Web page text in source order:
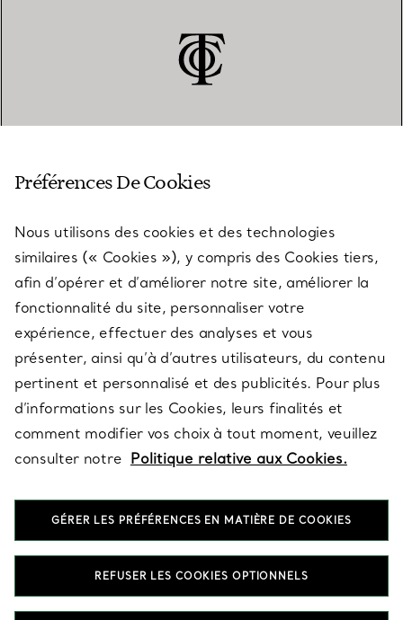
SERVICES
À PROPOS
QUESTIONS LÉGALES
SUIVEZ-NOUS
T&Co. 2026
Préférences De Cookies
Nous utilisons des cookies et des technologies
similaires (« Cookies »), y compris des Cookies tiers,
afin d’opérer et d’améliorer notre site, améliorer la
fonctionnalité du site, personnaliser votre
expérience, effectuer des analyses et vous
présenter, ainsi qu’à d’autres utilisateurs, du contenu
pertinent et personnalisé et des publicités. Pour plus
d’informations sur les Cookies, leurs finalités et
comment modifier vos choix à tout moment, veuillez
consulter notre Politique relative aux Cookies.
GÉRER LES PRÉFÉRENCES EN MATIÈRE DE COOKIES
REFUSER LES COOKIES OPTIONNELS